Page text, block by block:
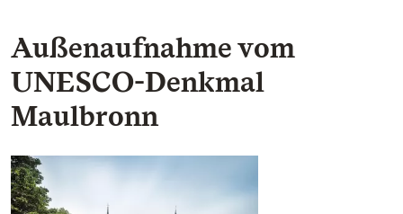
Außenaufnahme vom
UNESCO-Denkmal
Maulbronn